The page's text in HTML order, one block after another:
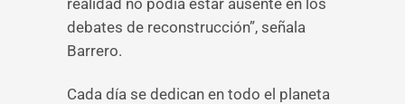
realidad no podía estar ausente en los
debates de reconstrucción”, señala
Barrero.
Cada día se dedican en todo el planeta